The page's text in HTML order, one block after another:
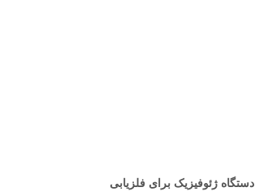
دستگاه ژئوفیزیک برای فلزیابی